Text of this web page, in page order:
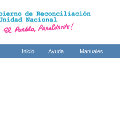
Inicio Ayuda Manuales